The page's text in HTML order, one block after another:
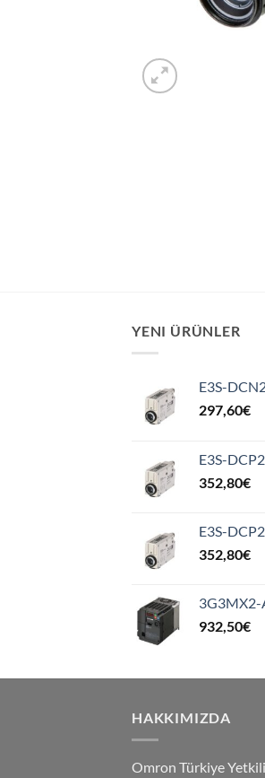
YENI ÜRÜNLER
E3S-
297,60€
E3S-
352,80€
E3S-
352,80€
3G3MX2-
932,50€
HAKKIMIZDA
Omron Türkiye